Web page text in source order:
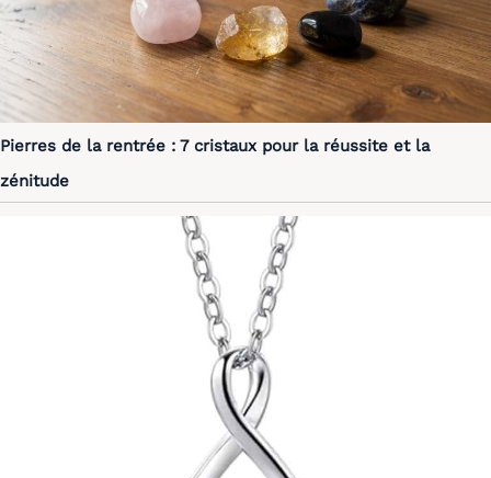
Pierres de la rentrée : 7 cristaux pour la réussite et la
zénitude